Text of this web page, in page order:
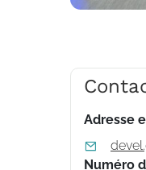
Adresse
Numéro